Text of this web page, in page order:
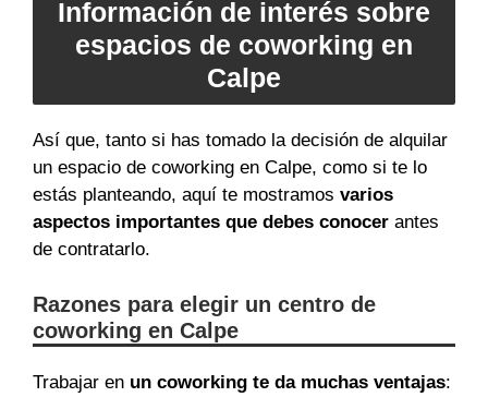
Información de interés sobre
espacios de coworking en
Calpe
Así que, tanto si has tomado la decisión de alquilar
un espacio de coworking en Calpe, como si te lo
estás planteando, aquí te mostramos varios
aspectos importantes que debes conocer antes
de contratarlo.
Razones para elegir un centro de
coworking en Calpe
Trabajar en un coworking te da muchas ventajas: